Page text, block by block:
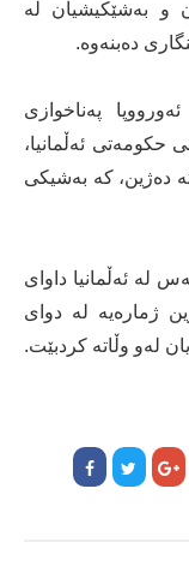
و بەشێکیشیان لە
دەبنەوە.
پەناخوازی
حکومەتی ئەڵمانیا،
دەژین، کە بەشیکی
نزیەکی 300 هەزار کەس لە ئەڵمانیا داوای
ژمارەیە لە دوای